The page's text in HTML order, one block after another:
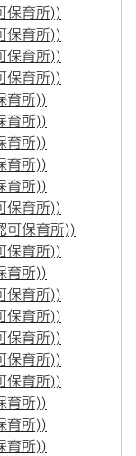
保育所))
保育所))
保育所))
保育所))
育所))
育所))
育所))
育所))
育所))
保育所))
可保育所))
保育所))
育所))
保育所))
保育所))
保育所))
保育所))
保育所))
育所))
育所))
育所))